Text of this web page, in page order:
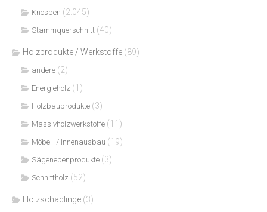
Knospen (2.045)
Stammquerschnitt (40)
Holzprodukte / Werkstoffe (89)
andere (2)
Energieholz (1)
Holzbauprodukte (3)
Massivholzwerkstoffe (11)
Möbel- / Innenausbau (19)
Sägenebenprodukte (3)
Schnittholz (52)
Holzschädlinge (3)